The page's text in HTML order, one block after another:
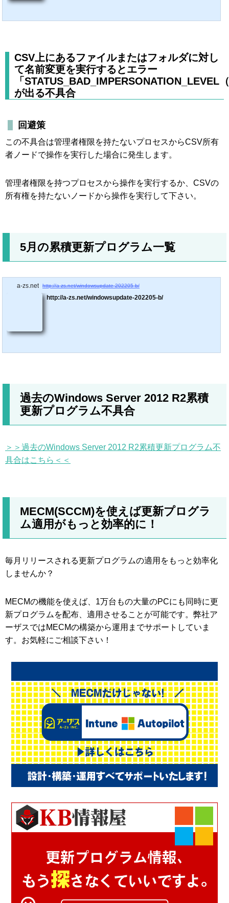
CSV上にあるファイルまたはフォルダに対し
て名前変更を実行するとエラー
「STATUS_BAD_IMPERSONATION_LEVEL
が出る不具合
回避策
この不具合は管理者権限を持たないプロセスからCSV所有
者ノードで操作を実行した場合に発生します。
管理者権限を持つプロセスから操作を実行するか、CSVの
所有権を持たないノードから操作を実行して下さい。
5月の累積更新プログラム一覧
a-zs.net http://a-zs.net/windowsupdate-202205-b/
http://a-zs.net/windowsupdate-202205-b/
過去のWindows Server 2012 R2累積
更新プログラム不具合
＞＞過去のWindows Server 2012 R2累積更新プログラム不
具合はこちら＜＜
MECM(SCCM)を使えば更新プログラ
ム適用がもっと効率的に！
毎月リリースされる更新プログラムの適用をもっと効率化
しませんか？
MECMの機能を使えば、1万台もの大量のPCにも同時に更
新プログラムを配布、適用させることが可能です。弊社ア
ーザスではMECMの構築から運用までサポートしていま
す。お気軽にご相談下さい！